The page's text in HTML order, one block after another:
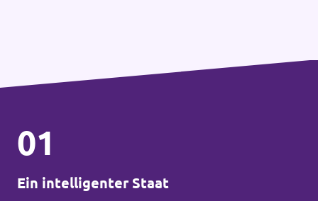
01
Ein intelligenter Staat